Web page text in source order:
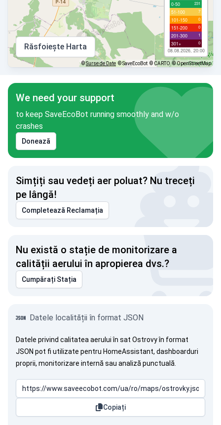
0-50 231
51-100 7
101-150 0
151-200 0
201-300 1
301+ 0
08.08.2026, 20:00
Răsfoiește Harta
©Surse de Date © SaveEcoBot © CARTO © OpenStreetMap
We need your support
to keep SaveEcoBot running smoothly and w/o
crashes
Donează
Simțiți sau vedeți aer poluat? Nu treceți
pe lângă!
Completează Reclamația
Nu există o stație de monitorizare a
calității aerului în apropierea dvs.?
Cumpărați Stația
Datele localității în format JSON
Datele privind calitatea aerului în sat Ostrovy în format
JSON pot fi utilizate pentru HomeAssistant, dashboarduri
proprii, monitorizare internă sau analiză punctuală.
Copiați